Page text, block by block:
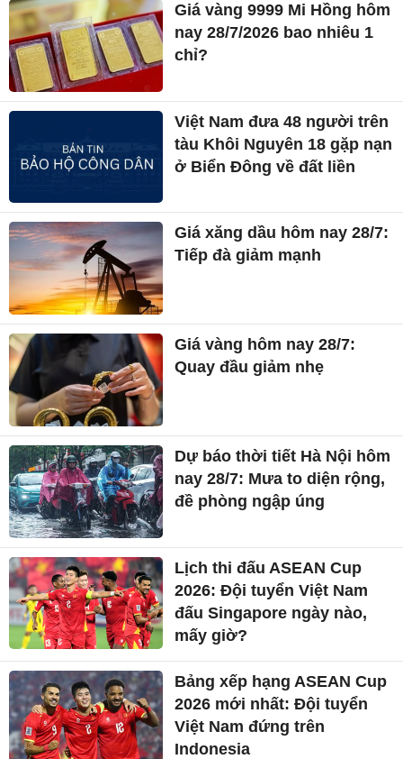
Giá vàng 9999 Mi Hồng hôm
nay 28/7/2026 bao nhiêu 1
chỉ?
Việt Nam đưa 48 người trên
tàu Khôi Nguyên 18 gặp nạn
ở Biển Đông về đất liền
Giá xăng dầu hôm nay 28/7:
Tiếp đà giảm mạnh
Giá vàng hôm nay 28/7:
Quay đầu giảm nhẹ
Dự báo thời tiết Hà Nội hôm
nay 28/7: Mưa to diện rộng,
đề phòng ngập úng
Lịch thi đấu ASEAN Cup
2026: Đội tuyển Việt Nam
đấu Singapore ngày nào,
mấy giờ?
Bảng xếp hạng ASEAN Cup
2026 mới nhất: Đội tuyển
Việt Nam đứng trên
Indonesia